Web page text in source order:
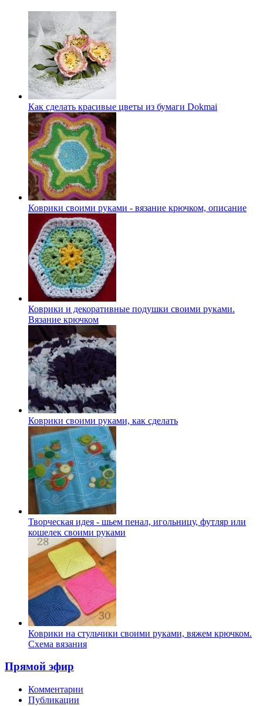
Как сделать красивые цветы из бумаги Dokmai
Коврики своими руками - вязание крючком, описание
Коврики и декоративные подушки своими руками.
Вязание крючком
Коврики своими руками, как сделать
Творческая идея - шьем пенал, игольницу, футляр или
кошелек своими руками
Коврики на стульчики своими руками, вяжем крючком.
Схема вязания
Прямой эфир
Комментарии
Публикации